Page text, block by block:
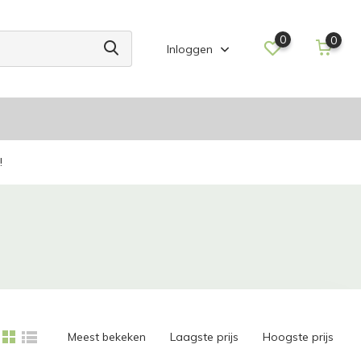
Inloggen
0 0
Meest bekeken Laagste prijs Hoogste prijs